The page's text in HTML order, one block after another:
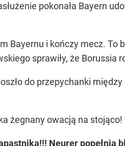
pokonała Bayern
Bayernu i kończy mecz. To
sprawiły, że Borussia
do przepychanki
żegnany owacją na
Neurer popełnia